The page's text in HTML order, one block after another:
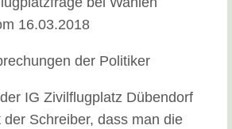
16.03.2018
der Politiker
IG Zivilflugplatz Dübendorf
der Schreiber, dass man die